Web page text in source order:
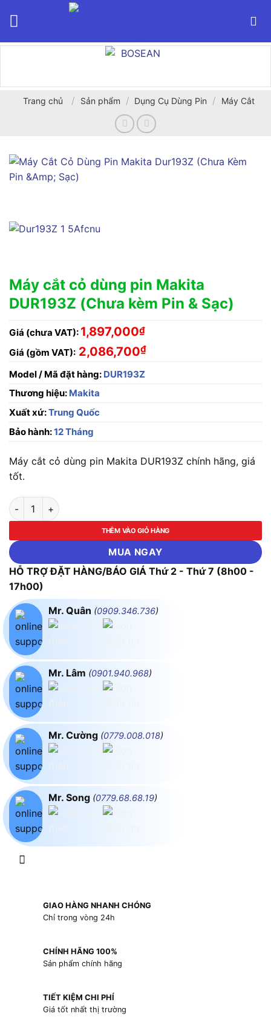
Trang chủ / Sản phẩm / Dụng Cụ Dùng Pin / Máy Cắt
Máy cắt cỏ dùng pin Makita
DUR193Z (Chưa kèm Pin & Sạc)
Giá (chưa VAT): 1,897,000₫
Giá (gồm VAT): 2,086,700₫
Model / Mã đặt hàng: DUR193Z
Thương hiệu: Makita
Xuất xứ:Trung Quốc
Bảo hành:12 Tháng
Máy cắt cỏ dùng pin Makita DUR193Z chính hãng, giá
tốt.
Máy cắt cỏ dùng pin Makita DUR193Z (Chưa kèm Pin & Sạc)
THÊM VÀO GIỎ HÀNG
MUA NGAY
HỖ TRỢ ĐẶT HÀNG/BÁO GIÁ Thứ 2 - Thứ 7 (8h00 -
17h00)
Mr. Quân (0909.346.736)
Mr. Lâm (0901.940.968)
Mr. Cường (0779.008.018)
Mr. Song (0779.68.68.19)
GIAO HÀNG NHANH CHÓNG
Chỉ trong vòng 24h
CHÍNH HÃNG 100%
Sản phẩm chính hãng
TIẾT KIỆM CHI PHÍ
Giá tốt nhất thị trường